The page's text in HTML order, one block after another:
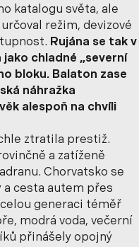
katalogu světa, ale
režim, devizové
Rujána se tak v
chladné „severní
bloku. Balaton zase
náhražka
alespoň na chvíli
ztratila prestiž.
a zatíženě
Chorvatsko se
a cesta autem přes
generaci téměř
modrá voda, večerní
přinášely opojný